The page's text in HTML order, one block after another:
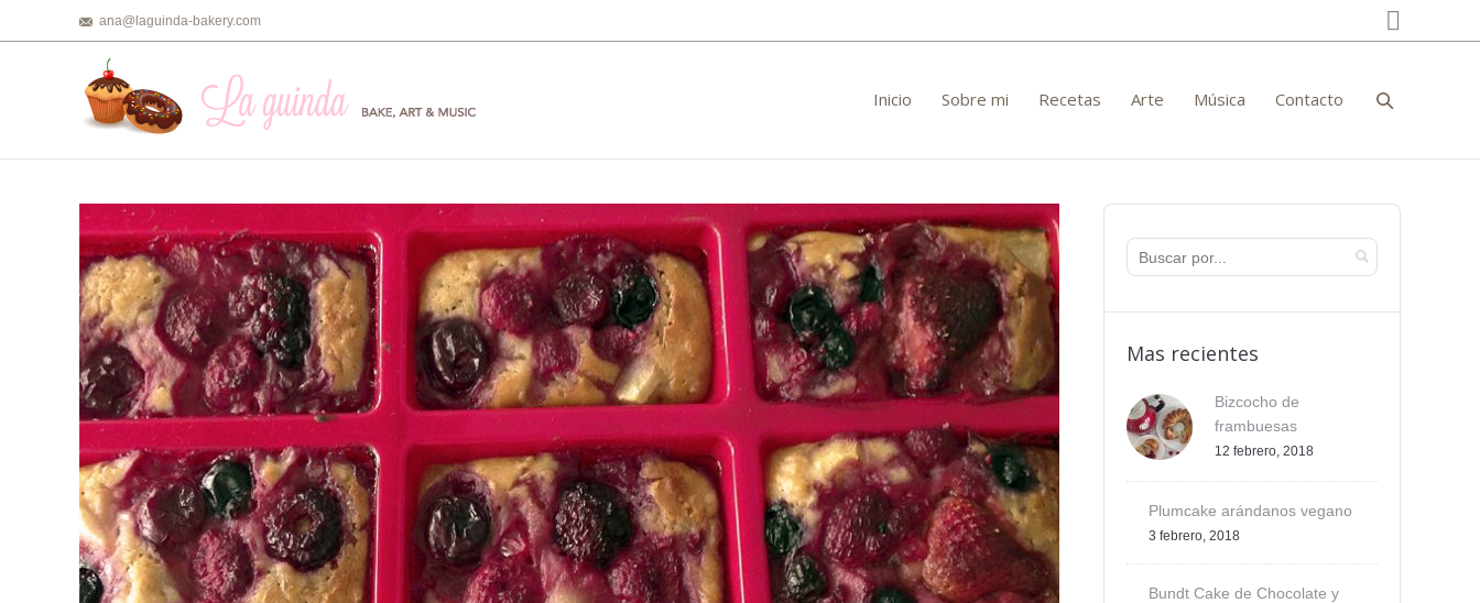
ana@laguinda-bakery.com
Inicio Sobre mi Recetas Arte Música Contacto
Mas recientes
Bizcocho de
frambuesas
12 febrero, 2018
Plumcake arándanos vegano
3 febrero, 2018
Bundt Cake de Chocolate y